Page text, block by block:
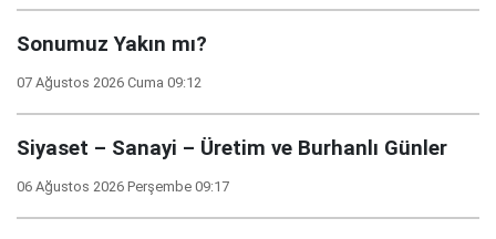
Sonumuz Yakın mı?
07 Ağustos 2026 Cuma 09:12
Siyaset – Sanayi – Üretim ve Burhanlı Günler
06 Ağustos 2026 Perşembe 09:17